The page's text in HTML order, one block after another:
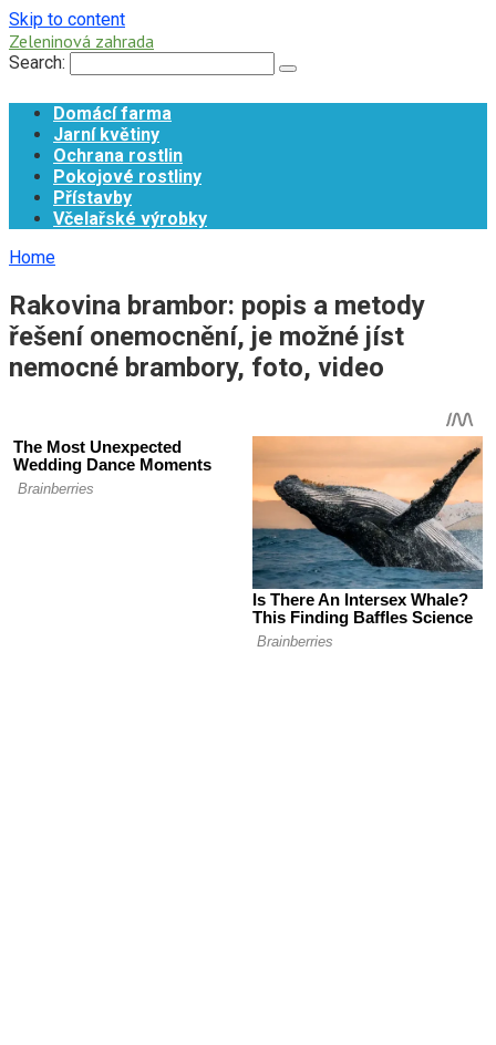
Skip to content
Zeleninová zahrada
Search:
Domácí farma
Jarní květiny
Ochrana rostlin
Pokojové rostliny
Přístavby
Včelařské výrobky
Home
Rakovina brambor: popis a metody
řešení onemocnění, je možné jíst
nemocné brambory, foto, video